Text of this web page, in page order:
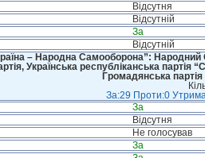
Відсутня
Відсутній
За
Відсутній
– Народна Самооборона”: Народний
Українська республіканська
Громадянська
За:29 Проти:0
За
Відсутня
Не голосував
За